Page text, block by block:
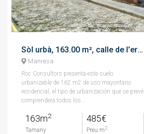
Sòl urbà, 163.00 m², calle de l'era del firmat, 30
Manresa
Roc Consultors presenta este suelo
urbanizable de 162 m2 de uso mayoritario
residencial, el tipo de urbanización que se prevé
comprenderá todos los...
163m2
Tamany
485€
Preu m 2